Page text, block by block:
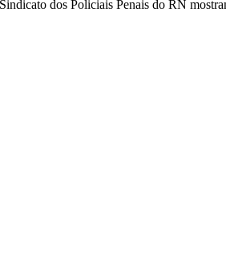
dos Policiais Penais do RN